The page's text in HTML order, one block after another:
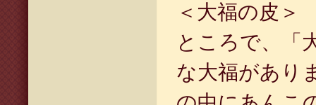
＜大福の皮＞
ところで、「
な大福があり